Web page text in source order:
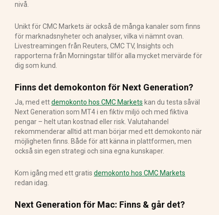
nivå.
Unikt för CMC Markets är också de många kanaler som finns
för marknadsnyheter och analyser, vilka vi nämnt ovan.
Livestreamingen från Reuters, CMC TV, Insights och
rapporterna från Morningstar tillför alla mycket mervärde för
dig som kund.
Finns det demokonton för Next Generation?
Ja, med ettdemokonto hos CMC Markets kan du testa såväl
Next Generation som MT4 i en fiktiv miljö och med fiktiva
pengar – helt utan kostnad eller risk. Valutahandel
rekommenderar alltid att man börjar med ett demokonto när
möjligheten finns. Både för att känna in plattformen, men
också sin egen strategi och sina egna kunskaper.
Kom igång med ett gratis demokonto hos CMC Markets
redan idag.
Next Generation för Mac: Finns & går det?